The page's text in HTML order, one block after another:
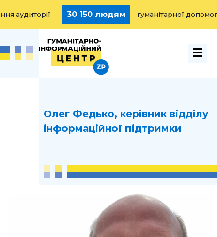
30 150 людям гуманітарної допомоги
Олег Федько, керiвник відділу
інформаційної підтримки